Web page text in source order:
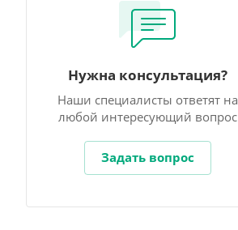
Нужна консультация?
Наши специалисты ответят на
любой интересующий вопрос
Задать вопрос